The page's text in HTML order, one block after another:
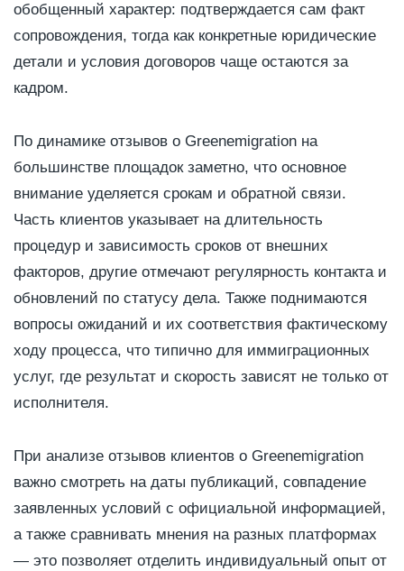
обобщенный характер: подтверждается сам факт
сопровождения, тогда как конкретные юридические
детали и условия договоров чаще остаются за
кадром.
По динамике отзывов о Greenemigration на
большинстве площадок заметно, что основное
внимание уделяется срокам и обратной связи.
Часть клиентов указывает на длительность
процедур и зависимость сроков от внешних
факторов, другие отмечают регулярность контакта и
обновлений по статусу дела. Также поднимаются
вопросы ожиданий и их соответствия фактическому
ходу процесса, что типично для иммиграционных
услуг, где результат и скорость зависят не только от
исполнителя.
При анализе отзывов клиентов о Greenemigration
важно смотреть на даты публикаций, совпадение
заявленных условий с официальной информацией,
а также сравнивать мнения на разных платформах
— это позволяет отделить индивидуальный опыт от